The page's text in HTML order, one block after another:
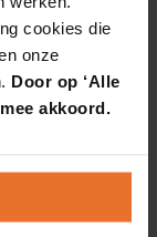
cookies die
onze
Door op ‘Alle
akkoord.